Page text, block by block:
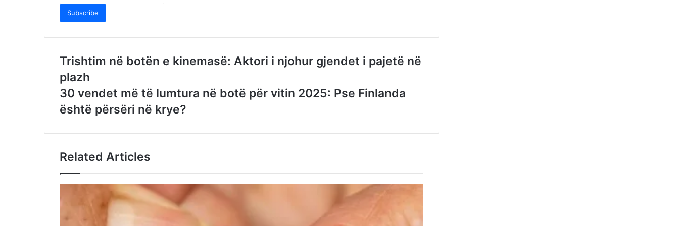
Email
address
Trishtim në botën e kinemasë: Aktori i njohur gjendet i pajetë në
plazh
30 vendet më të lumtura në botë për vitin 2025: Pse Finlanda
është përsëri në krye?
Related Articles